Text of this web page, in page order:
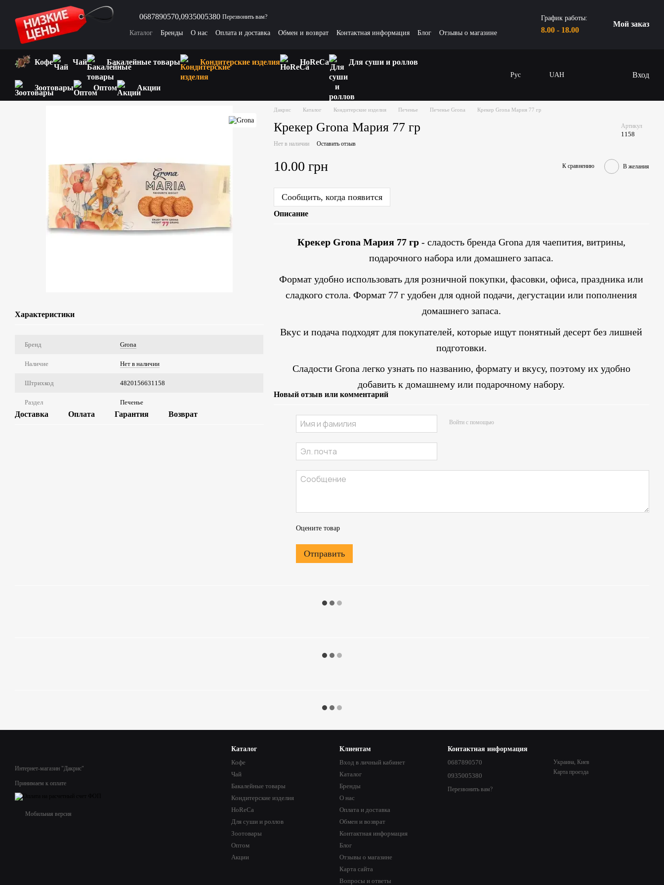
Перейти к основному контенту
0687890570,0935005380 Перезвонить вам?
Каталог Бренды О нас Оплата и доставка Обмен и возврат Контактная информация Блог
Отзывы о магазине
График работы:
8.00 - 18.00
Мой заказ
Кофе Чай Бакалейные товары Кондитерские изделия HoReCa Для суши и роллов
Зоотовары Оптом Акции
Рус UAH Вход
Характеристики
Бренд Grona
Наличие Нет в наличии
Штрихкод 4820156631158
Раздел Печенье
Доставка Оплата Гарантия Возврат
Дакрис Каталог Кондитерские изделия Печенье Печенье Grona Крекер Grona Мария 77 гр
Крекер Grona Мария 77 гр Артикул
1158
Нет в наличии Оставить отзыв
10.00 грн К сравнению В желания
Сообщить, когда появится
Описание
Крекер Grona Мария 77 гр- сладость бренда Grona для чаепития, витрины,
подарочного набора или домашнего запаса.
Формат удобно использовать для розничной покупки, фасовки, офиса, праздника или
сладкого стола. Формат 77 г удобен для одной подачи, дегустации или пополнения
домашнего запаса.
Вкус и подача подходят для покупателей, которые ищут понятный десерт без лишней
подготовки.
Сладости Grona легко узнать по названию, формату и вкусу, поэтому их удобно
добавить к домашнему или подарочному набору.
Новый отзыв или комментарий
Войти с помощью
Оцените товар
Отправить
Интернет-магазин "Дакрис"
Принимаем к оплате
Мобильная версия
Каталог
Кофе
Чай
Бакалейные товары
Кондитерские изделия
HoReCa
Для суши и роллов
Зоотовары
Оптом
Акции
Клиентам
Вход в личный кабинет
Каталог
Бренды
О нас
Оплата и доставка
Обмен и возврат
Контактная информация
Блог
Отзывы о магазине
Карта сайта
Вопросы и ответы
Контактная информация
0687890570
0935005380
Перезвонить вам?
Украина, Киев
Карта проезда